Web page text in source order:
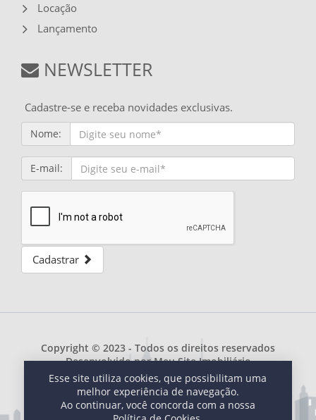
Esse site utiliza cookies, que possibilitam uma
melhor experiência de navegação.
Ao continuar, você concorda com a nossa
Locação
Lançamento
NEWSLETTER
Cadastre-se e receba novidades exclusivas.
Nome:
E-mail:
Cadastrar
Copyright © 2023 - Todos os direitos reservados
Desenvolvido porMeu Site Imobiliário